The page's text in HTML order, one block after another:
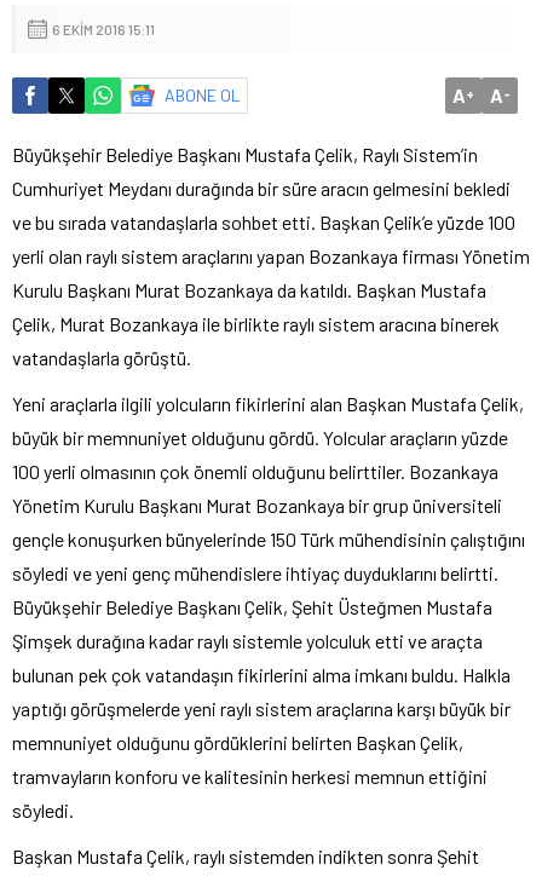
6 EKIM 2016 15:11
ABONE OL A+ A-
Büyükşehir Belediye Başkanı Mustafa Çelik, Raylı Sistem’in
Cumhuriyet Meydanı durağında bir süre aracın gelmesini bekledi
ve bu sırada vatandaşlarla sohbet etti. Başkan Çelik’e yüzde 100
yerli olan raylı sistem araçlarını yapan Bozankaya firması Yönetim
Kurulu Başkanı Murat Bozankaya da katıldı. Başkan Mustafa
Çelik, Murat Bozankaya ile birlikte raylı sistem aracına binerek
vatandaşlarla görüştü.
Yeni araçlarla ilgili yolcuların fikirlerini alan Başkan Mustafa Çelik,
büyük bir memnuniyet olduğunu gördü. Yolcular araçların yüzde
100 yerli olmasının çok önemli olduğunu belirttiler. Bozankaya
Yönetim Kurulu Başkanı Murat Bozankaya bir grup üniversiteli
gençle konuşurken bünyelerinde 150 Türk mühendisinin çalıştığını
söyledi ve yeni genç mühendislere ihtiyaç duyduklarını belirtti.
Büyükşehir Belediye Başkanı Çelik, Şehit Üsteğmen Mustafa
Şimşek durağına kadar raylı sistemle yolculuk etti ve araçta
bulunan pek çok vatandaşın fikirlerini alma imkanı buldu. Halkla
yaptığı görüşmelerde yeni raylı sistem araçlarına karşı büyük bir
memnuniyet olduğunu gördüklerini belirten Başkan Çelik,
tramvayların konforu ve kalitesinin herkesi memnun ettiğini
söyledi.
Başkan Mustafa Çelik, raylı sistemden indikten sonra Şehit